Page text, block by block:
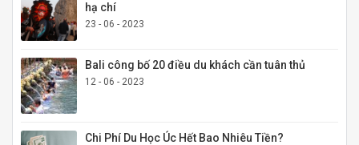
hạ chí
23 - 06 - 2023
Bali công bố 20 điều du khách cần tuân thủ
12 - 06 - 2023
Chi Phí Du Học Úc Hết Bao Nhiêu Tiền?